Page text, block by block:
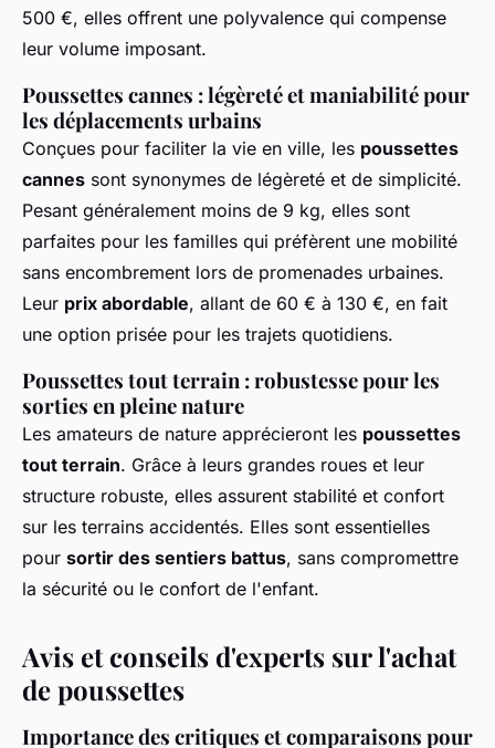
500 €, elles offrent une polyvalence qui compense
leur volume imposant.
Poussettes cannes : légèreté et maniabilité pour
les déplacements urbains
Conçues pour faciliter la vie en ville, les poussettes
cannes sont synonymes de légèreté et de simplicité.
Pesant généralement moins de 9 kg, elles sont
parfaites pour les familles qui préfèrent une mobilité
sans encombrement lors de promenades urbaines.
Leur prix abordable, allant de 60 € à 130 €, en fait
une option prisée pour les trajets quotidiens.
Poussettes tout terrain : robustesse pour les
sorties en pleine nature
Les amateurs de nature apprécieront les poussettes
tout terrain. Grâce à leurs grandes roues et leur
structure robuste, elles assurent stabilité et confort
sur les terrains accidentés. Elles sont essentielles
pour sortir des sentiers battus, sans compromettre
la sécurité ou le confort de l'enfant.
Avis et conseils d'experts sur l'achat
de poussettes
Importance des critiques et comparaisons pour